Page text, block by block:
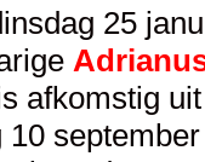
25
afkomstig